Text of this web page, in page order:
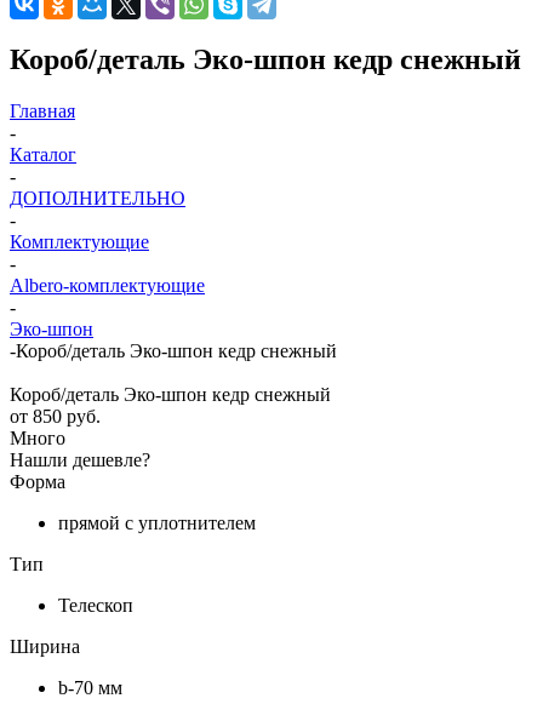
Короб/деталь Эко-шпон кедр снежный
Главная
-
Каталог
-
ДОПОЛНИТЕЛЬНО
-
Комплектующие
-
Albero-комплектующие
-
Эко-шпон
-Короб/деталь Эко-шпон кедр снежный
Короб/деталь Эко-шпон кедр снежный
от 850 руб.
Много
Нашли дешевле?
Форма
прямой с уплотнителем
Тип
Телескоп
Ширина
b-70 мм